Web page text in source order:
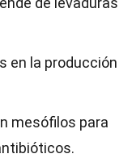
en la producción
mesófilos para